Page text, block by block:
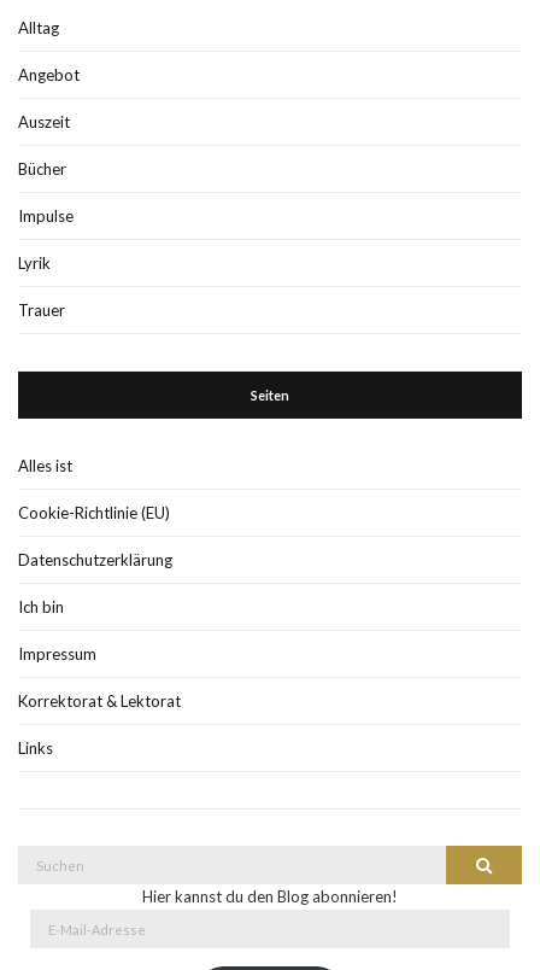
Alltag
Angebot
Auszeit
Bücher
Impulse
Lyrik
Trauer
Seiten
Alles ist
Cookie-Richtlinie (EU)
Datenschutzerklärung
Ich bin
Impressum
Korrektorat & Lektorat
Links
Suchen
Hier kannst du den Blog abonnieren!